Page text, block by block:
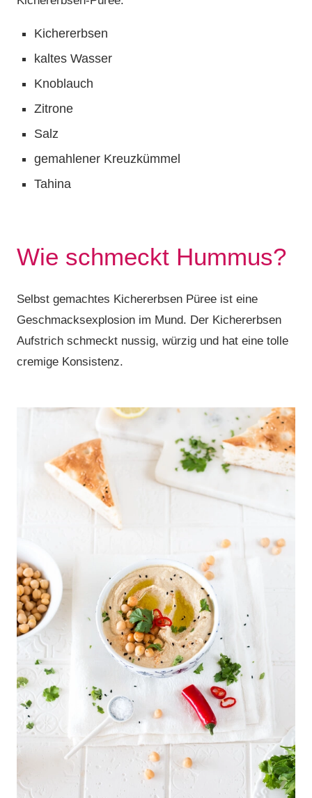
Kichererbsen
kaltes Wasser
Knoblauch
Zitrone
Salz
gemahlener Kreuzkümmel
Tahina
Wie schmeckt Hummus?
Selbst gemachtes Kichererbsen Püree ist eine
Geschmacksexplosion im Mund. Der Kichererbsen
Aufstrich schmeckt nussig, würzig und hat eine tolle
cremige Konsistenz.